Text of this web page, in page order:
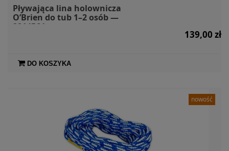
Pływająca lina holownicza
O’Brien do tub 1–2 osób —
2214564
139,00 zł
DO KOSZYKA
nowość